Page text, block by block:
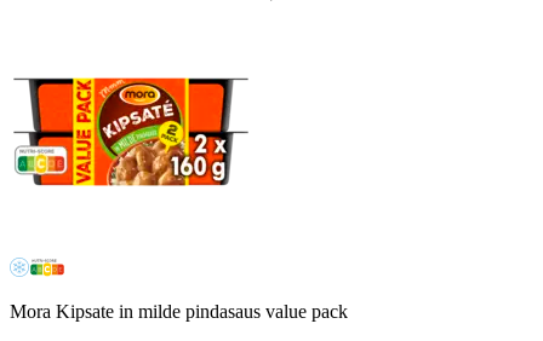
Mora Kipsate in milde pindasaus value pack